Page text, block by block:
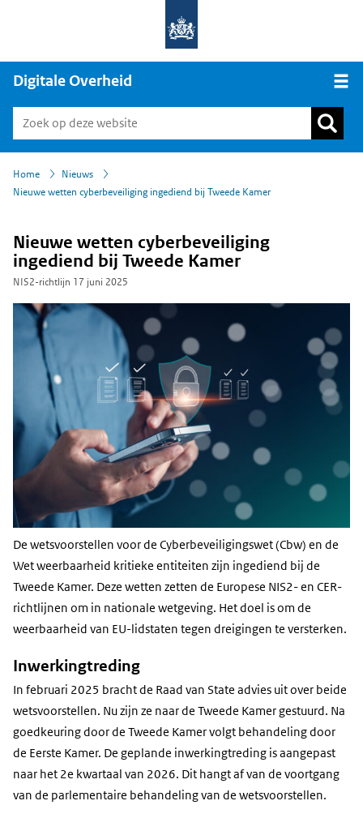
Digitale Overheid
Home
› Nieuws
›
Nieuwe wetten cyberbeveiliging ingediend bij Tweede Kamer
Nieuwe wetten cyberbeveiliging
ingediend bij Tweede Kamer
NIS2-richtlijn 17 juni 2025
De wetsvoorstellen voor de Cyberbeveiligingswet (Cbw) en de
Wet weerbaarheid kritieke entiteiten zijn ingediend bij de
Tweede Kamer. Deze wetten zetten de Europese NIS2- en CER-
richtlijnen om in nationale wetgeving. Het doel is om de
weerbaarheid van EU-lidstaten tegen dreigingen te versterken.
Inwerkingtreding
In februari 2025 bracht de Raad van State advies uit over beide
wetsvoorstellen. Nu zijn ze naar de Tweede Kamer gestuurd. Na
goedkeuring door de Tweede Kamer volgt behandeling door
de Eerste Kamer. De geplande inwerkingtreding is aangepast
naar het 2e kwartaal van 2026. Dit hangt af van de voortgang
van de parlementaire behandeling van de wetsvoorstellen.